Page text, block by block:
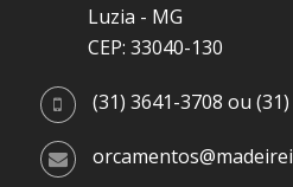
Luzia - MG
CEP: 33040-130
(31) 3641-3708 ou